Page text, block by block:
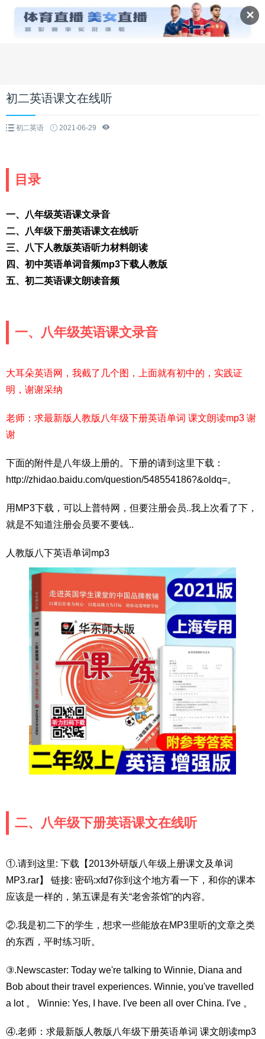
✕
初二英语课文在线听
初二英语 2021-06-29
目录
一、八年级英语课文录音
二、八年级下册英语课文在线听
三、八下人教版英语听力材料朗读
四、初中英语单词音频mp3下载人教版
五、初二英语课文朗读音频
一、八年级英语课文录音
大耳朵英语网，我截了几个图，上面就有初中的，实践证
明，谢谢采纳
老师：求最新版人教版八年级下册英语单词 课文朗读mp3 谢
谢
下面的附件是八年级上册的。下册的请到这里下载：
http://zhidao.baidu.com/question/548554186?&oldq=。
用MP3下载，可以上普特网，但要注册会员..我上次看了下，
就是不知道注册会员要不要钱..
人教版八下英语单词mp3
二、八年级下册英语课文在线听
①.请到这里: 下载【2013外研版八年级上册课文及单词
MP3.rar】 链接: 密码:xfd7你到这个地方看一下，和你的课本
应该是一样的，第五课是有关“老舍茶馆”的内容。
②.我是初二下的学生，想求一些能放在MP3里听的文章之类
的东西，平时练习听。
③.Newscaster: Today we're talking to Winnie, Diana and
Bob about their travel experiences. Winnie, you've travelled
a lot 。 Winnie: Yes, I have. I've been all over China. I've 。
④.老师：求最新版人教版八年级下册英语单词 课文朗读mp3